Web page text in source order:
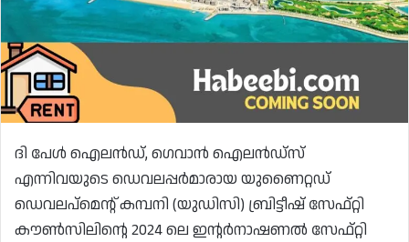
ദി പേൾ ഐലൻഡ്, ഗെവാൻ ഐലൻഡ്‌സ്
എന്നിവയുടെ ഡെവലപ്പർമാരായ യുണൈറ്റഡ്
ഡെവലപ്‌മെൻ്റ് കമ്പനി (യുഡിസി) ബ്രിട്ടീഷ് സേഫ്റ്റി
കൗൺസിലിൻ്റെ 2024 ലെ ഇൻ്റർനാഷണൽ സേഫ്റ്റി